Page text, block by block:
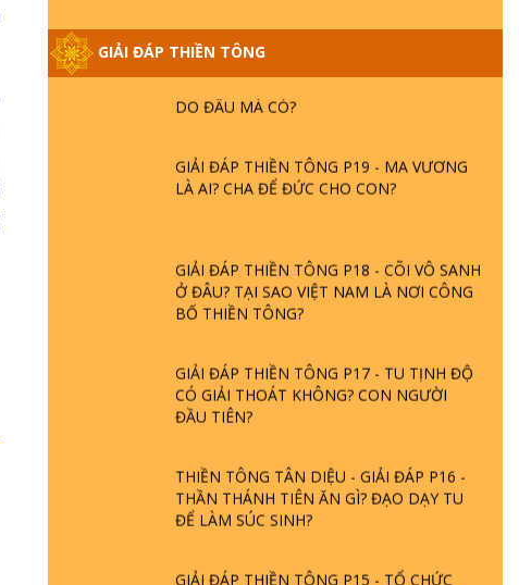
GIẢI ĐÁP THIỀN TÔNG
GIẢI ĐÁP THIỀN TÔNG ĐẶC BIỆT PHẦN 20
GIẢI ĐÁP THIỀN TÔNG P19 - MA VƯƠNG
LÀ AI? CHA ĐỂ ĐỨC CHO CON?
GIẢI ĐÁP THIỀN TÔNG P18 - CÕI VÔ SANH
Ở ĐÂU? TẠI SAO VIỆT NAM LÀ NƠI CÔNG
BỐ THIỀN TÔNG?
GIẢI ĐÁP THIỀN TÔNG P17 - TU TỊNH ĐỘ
CÓ GIẢI THOÁT KHÔNG? CON NGƯỜI
ĐẦU TIÊN?
THIỀN TÔNG TÂN DIỆU - GIẢI ĐÁP P16 -
THẦN THÁNH TIÊN ĂN GÌ? ĐẠO DẠY TU
ĐỂ LÀM SÚC SINH?
GIẢI ĐÁP THIỀN TÔNG P15 - TỔ CHỨC